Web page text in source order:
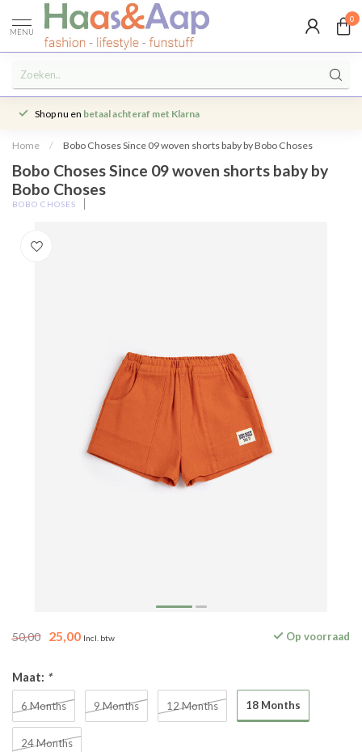
MENU
0
Shop nu en betaal achteraf met Klarna
Home / Bobo Choses Since 09 woven shorts baby by Bobo Choses
Bobo Choses Since 09 woven shorts baby by
Bobo Choses
BOBO CHOSES
50,00 25,00 Incl. btw Op voorraad
Maat: *
6 Months 9 Months 12 Months 18 Months
24 Months